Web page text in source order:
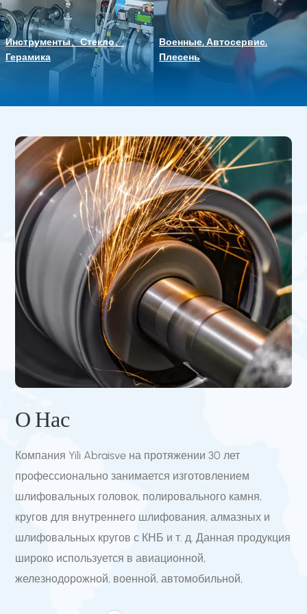
Инструменты、Стекло、
Герамика
ЧИТАТЬ ДАЛЕЕ
Военные, Автосервис,
Плесень
ЧИТАТЬ ДАЛЕЕ
О Нас
Компания Yili Abraisve на протяжении 30 лет
профессионально занимается изготовлением
шлифовальных головок, полировального камня,
кругов для внутреннего шлифования, алмазных и
шлифовальных кругов с КНБ и т. д. Данная продукция
широко используется в авиационной,
железнодорожной, военной, автомобильной,